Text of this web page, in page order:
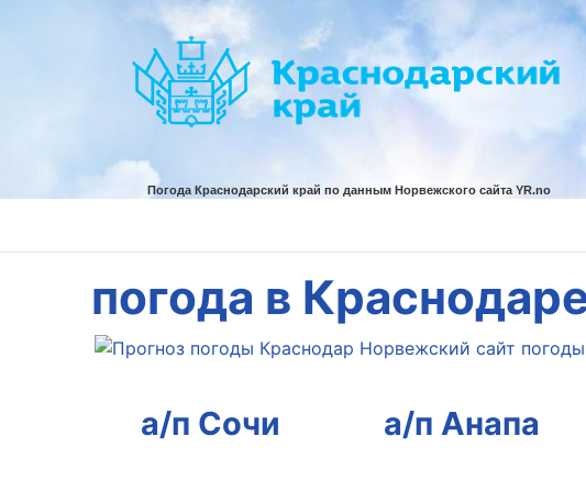
погода в
а/п Сочи а/п Анапа